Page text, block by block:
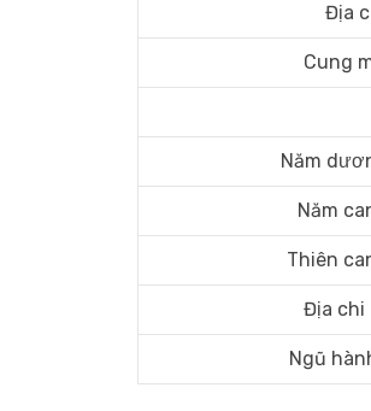
Địa
Cung
Năm
Năm
Thiên
Địa chi
Ngũ